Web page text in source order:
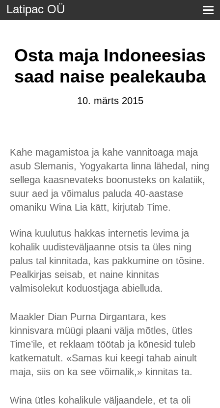
Latipac OÜ
Osta maja Indoneesias
saad naise pealekauba
10. märts 2015
Kahe magamistoa ja kahe vannitoaga maja
asub Slemanis, Yogyakarta linna lähedal, ning
sellega kaasnevateks boonusteks on kalatiik,
suur aed ja võimalus paluda 40-aastase
omaniku Wina Lia kätt, kirjutab Time.
Wina kuulutus hakkas internetis levima ja
kohalik uudisteväljaanne otsis ta üles ning
palus tal kinnitada, kas pakkumine on tõsine.
Pealkirjas seisab, et naine kinnitas
valmisolekut koduostjaga abielluda.
Maakler Dian Purna Dirgantara, kes
kinnisvara müügi plaani välja mõtles, ütles
Time’ile, et reklaam töötab ja kõnesid tuleb
katkematult. «Samas kui keegi tahab ainult
maja, siis on ka see võimalik,» kinnitas ta.
Wina ütles kohalikule väljaandele, et ta oli